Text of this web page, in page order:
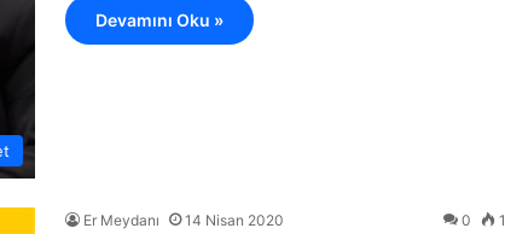
Devamını Oku »
Er Meydanı 14 Nisan 2020 0 1